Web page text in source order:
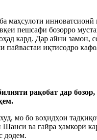
маҳсулоти инноватсионӣ
пешсафи бозорро
кард. Дар айни замон,
пайвастаи иқтисодро
рақобат дар
мо бо воҳидҳои
ва ғайра ҳамкорӣ
додем.